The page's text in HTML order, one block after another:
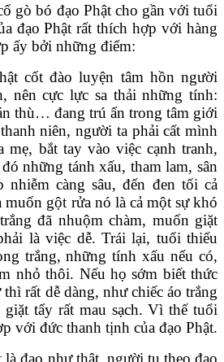
gò bó đạo Phật cho gần với tuổi
đạo Phật rất thích hợp với hàng
ấy bởi những điểm:
cốt đào luyện tâm hồn người
nên cực lực sa thải những tính:
thù… đang trú ẩn trong tâm giới
niên, người ta phải cất mình
mẹ, bắt tay vào việc cạnh tranh,
những tánh xấu, tham lam, sân
càng sâu, đến đen tối cả
gột rửa nó là cả một sự khó
đã nhuộm chàm, muốn giặt
là việc dễ. Trái lại, tuổi thiếu
trắng, những tính xấu nếu có,
nhỏ thôi. Nếu họ sớm biết thức
rất dễ dàng, như chiếc áo trắng
tẩy rất mau sạch. Vì thế tuổi
với đức thanh tịnh của đạo Phật.
là đạo như thật, người tu theo đạo